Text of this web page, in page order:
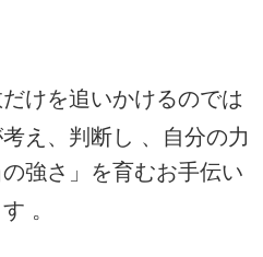
けを追いかけるのでは
え、判断し 、自分の力
強さ」を育むお手伝い